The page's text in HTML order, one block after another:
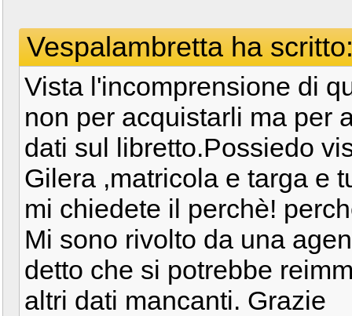
Vespalambretta ha
Vista l'incomprensione di
non per acquistarli ma per
dati sul libretto.Possiedo
Gilera ,matricola e targa e
mi chiedete il perchè!
Mi sono rivolto da una
detto che si potrebbe
altri dati mancanti. Grazie